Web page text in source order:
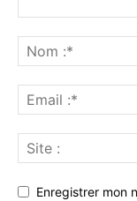
Enregistrer mon